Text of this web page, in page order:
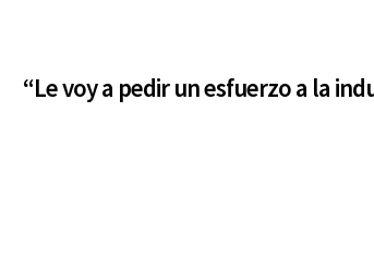
“Le voy a pedir un esfuerzo a la